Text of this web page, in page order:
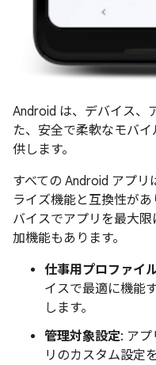
Android は、デバイス、
た、安全で柔軟なモバ
供します。
すべての Android アプ
ライズ機能と互換性が
バイスでアプリを最大
加機能もあります。
仕事用プロファイ
イスで最適に機能
します。
管理対象設定: ア
リのカスタム設定